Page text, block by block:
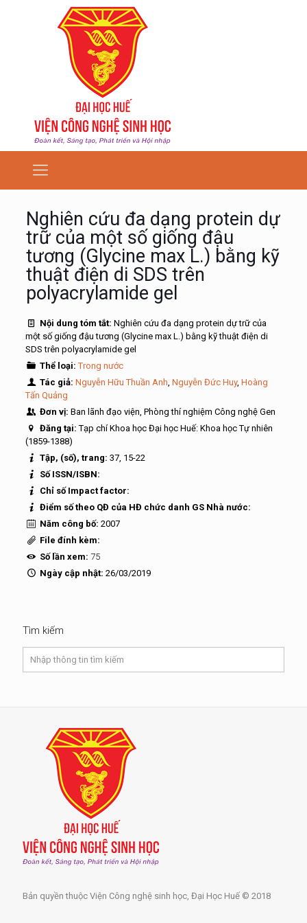
Nghiên cứu đa dạng protein dự
trữ của một số giống đậu
tương (Glycine max L.) bằng kỹ
thuật điện di SDS trên
polyacrylamide gel
Nội dung tóm tắt: Nghiên cứu đa dạng protein dự trữ của
một số giống đậu tương (Glycine max L.) bằng kỹ thuật điện di
SDS trên polyacrylamide gel
Thể loại:Trong nước
Tác giả: Nguyễn Hữu Thuần Anh, Nguyễn Đức Huy, Hoàng
Tấn Quảng
Đơn vị: Ban lãnh đạo viện, Phòng thí nghiệm Công nghệ Gen
Đăng tại:Tạp chí Khoa học Đại học Huế: Khoa học Tự nhiên
(1859-1388)
Tập, (số), trang: 37, 15-22
Số ISSN/ISBN:
Chỉ số Impact factor:
Điểm số theo QĐ của HĐ chức danh GS Nhà nước:
Năm công bố: 2007
File đính kèm:
Số lần xem: 75
Ngày cập nhật: 26/03/2019
Tìm kiếm
Bản quyền thuộc Viện Công nghệ sinh học, Đại Học Huế © 2018